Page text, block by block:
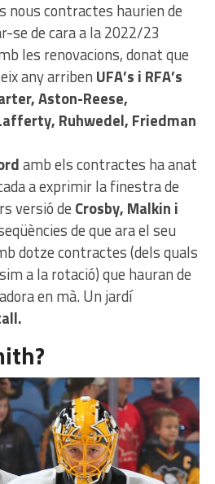
nous contractes haurien de
se de cara a la 2022/23
les renovacions, donat que
any arriben UFA’s i RFA’s
Aston-Reese,
Ruhwedel, Friedman
amb els contractes ha anat
a exprimir la finestra de
versió de Crosby, Malkin i
de que ara el seu
dotze contractes (dels quals
a la rotació) que hauran de
en mà. Un jardí